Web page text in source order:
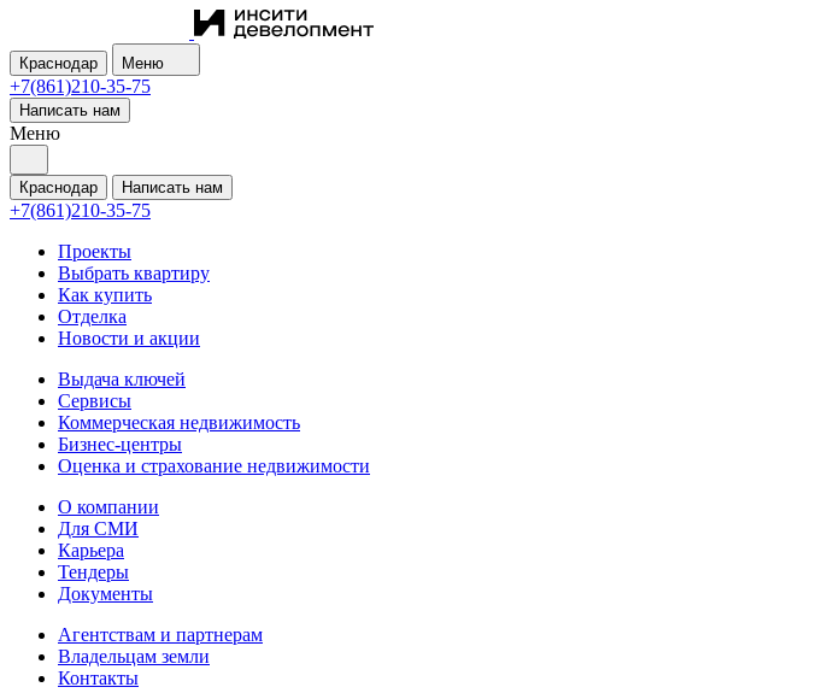
Краснодар Меню
+7(861)210-35-75
Написать нам
Меню
Краснодар Написать нам
+7(861)210-35-75
Проекты
Выбрать квартиру
Как купить
Отделка
Новости и акции
Выдача ключей
Сервисы
Коммерческая недвижимость
Бизнес-центры
Оценка и страхование недвижимости
О компании
Для СМИ
Карьера
Тендеры
Документы
Агентствам и партнерам
Владельцам земли
Контакты